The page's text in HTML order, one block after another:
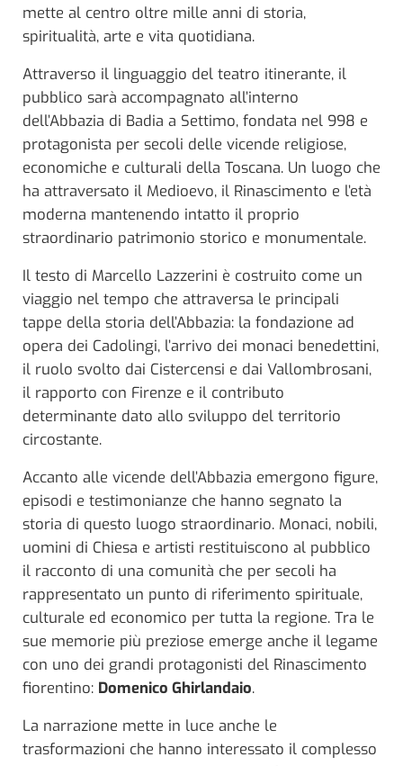
mette al centro oltre mille anni di storia,
spiritualità, arte e vita quotidiana.
Attraverso il linguaggio del teatro itinerante, il
pubblico sarà accompagnato all’interno
dell’Abbazia di Badia a Settimo, fondata nel 998 e
protagonista per secoli delle vicende religiose,
economiche e culturali della Toscana. Un luogo che
ha attraversato il Medioevo, il Rinascimento e l’età
moderna mantenendo intatto il proprio
straordinario patrimonio storico e monumentale.
Il testo di Marcello Lazzerini è costruito come un
viaggio nel tempo che attraversa le principali
tappe della storia dell’Abbazia: la fondazione ad
opera dei Cadolingi, l’arrivo dei monaci benedettini,
il ruolo svolto dai Cistercensi e dai Vallombrosani,
il rapporto con Firenze e il contributo
determinante dato allo sviluppo del territorio
circostante.
Accanto alle vicende dell’Abbazia emergono figure,
episodi e testimonianze che hanno segnato la
storia di questo luogo straordinario. Monaci, nobili,
uomini di Chiesa e artisti restituiscono al pubblico
il racconto di una comunità che per secoli ha
rappresentato un punto di riferimento spirituale,
culturale ed economico per tutta la regione. Tra le
sue memorie più preziose emerge anche il legame
con uno dei grandi protagonisti del Rinascimento
fiorentino: Domenico Ghirlandaio.
La narrazione mette in luce anche le
trasformazioni che hanno interessato il complesso